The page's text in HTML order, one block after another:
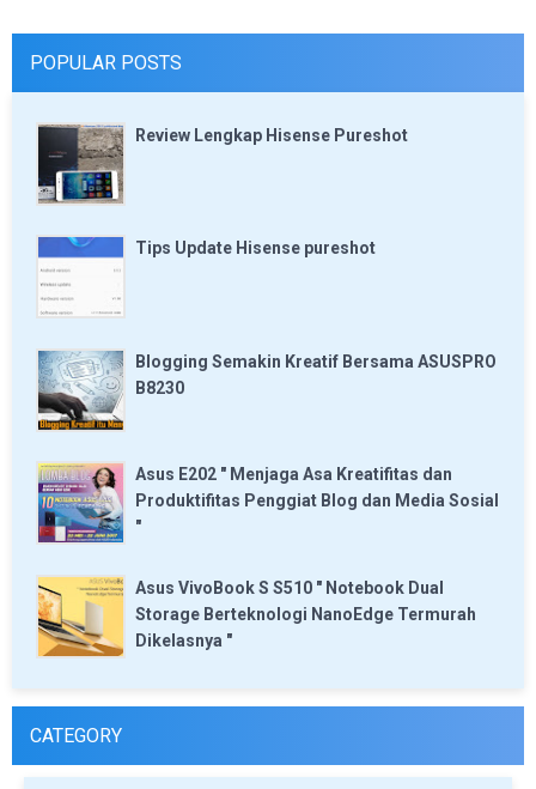
POPULAR POSTS
Review Lengkap Hisense Pureshot
Tips Update Hisense pureshot
Blogging Semakin Kreatif Bersama ASUSPRO
B8230
Asus E202 " Menjaga Asa Kreatifitas dan
Produktifitas Penggiat Blog dan Media Sosial
"
Asus VivoBook S S510 " Notebook Dual
Storage Berteknologi NanoEdge Termurah
Dikelasnya "
CATEGORY